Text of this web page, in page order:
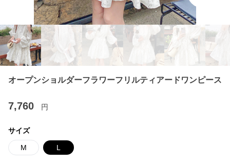
オープンショルダーフラワーフリルティアードワンピース
7,760 円
サイズ
M L